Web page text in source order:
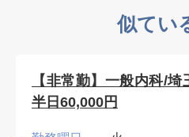
似てい
【非常勤】一般内科/
半日60,000円